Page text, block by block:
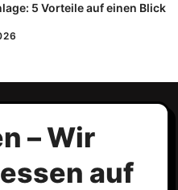
5 Vorteile auf einen Blick
– Wir
auf